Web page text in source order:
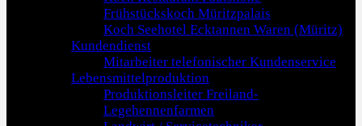
Frühstückskoch Müritzpalais
Koch Seehotel Ecktannen Waren (Müritz)
Kundendienst
Mitarbeiter telefonischer Kundenservice
Lebensmittelproduktion
Produktionsleiter Freiland-
Legehennenfarmen